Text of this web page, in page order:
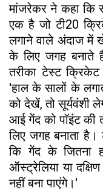
मांजरेकर ने कहा कि
एक है जो टी20
लगाने वाले अंदाज
के लिए जगह बनाते
तरीका टेस्ट
'हाल के सालों के
को देखें, तो सूर्यवंशी
आई गेंद को पॉइंट की
लिए जगह बनाता
कि गेंद के जितना
ऑस्ट्रेलिया या
नहीं बना पाएंगे।'